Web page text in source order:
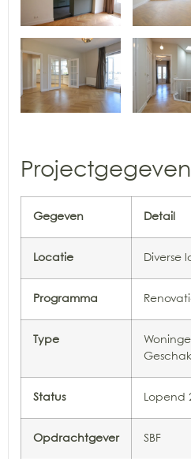
Gegeven Detail
Locatie Diverse
Programma
Type
Status Lopend
Opdrachtgever SBF